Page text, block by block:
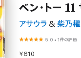
ベン・トー
アサウラ & 柴乃
5.0 •1件の評価
¥610